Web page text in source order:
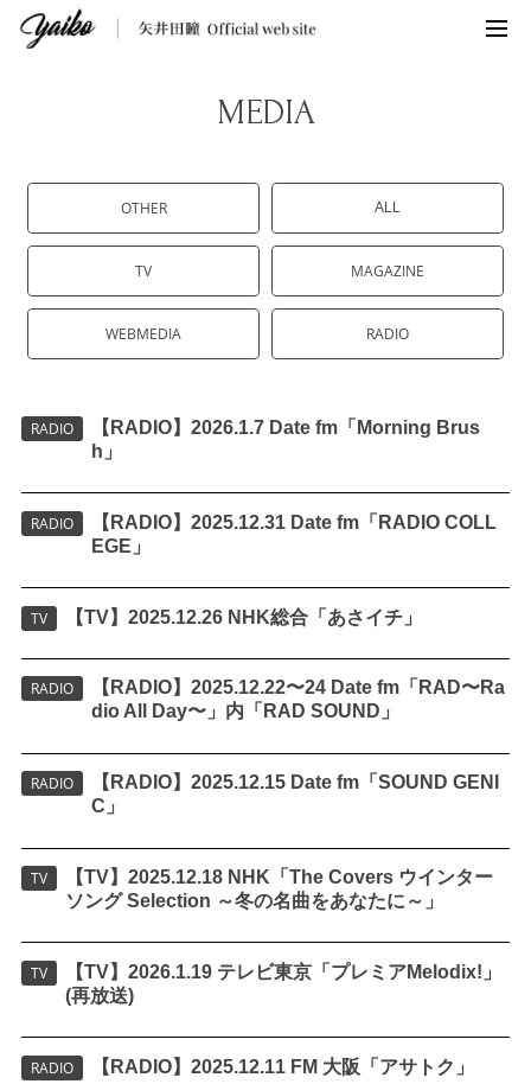
MEDIA
ALL
RADIO
TV
WEBMEDIA
MAGAZINE
OTHER
RADIO
【RADIO】2026.1.7 Date fm「Morning Brus
h」
RADIO
【RADIO】2025.12.31 Date fm「RADIO COLL
EGE」
TV 【TV】2025.12.26 NHK総合「あさイチ」
RADIO
【RADIO】2025.12.22〜24 Date fm「RAD〜Ra
dio All Day〜」内「RAD SOUND」
RADIO
【RADIO】2025.12.15 Date fm「SOUND GENI
C」
TV
【TV】2025.12.18 NHK「The Covers ウインター
ソング Selection ～冬の名曲をあなたに～」
TV
【TV】2026.1.19 テレビ東京「プレミアMelodix!」
(再放送)
RADIO 【RADIO】2025.12.11 FM 大阪「アサトク」